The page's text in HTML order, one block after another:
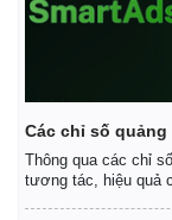
Các chỉ số
Thông qua các chỉ
tương tác, hiệu quả